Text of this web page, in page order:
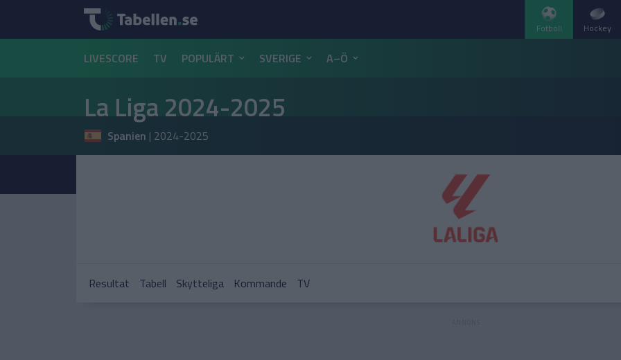
Fotboll Hockey
LIVESCORE TV POPULÄRT SVERIGE A–Ö
La Liga 2024-2025
Spanien | 2024-2025
Resultat Tabell Skytteliga Kommande TV